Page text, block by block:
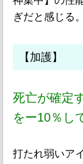
ぎだと感じる。
【加護】
死亡が確定
をー10％し
打たれ弱いア